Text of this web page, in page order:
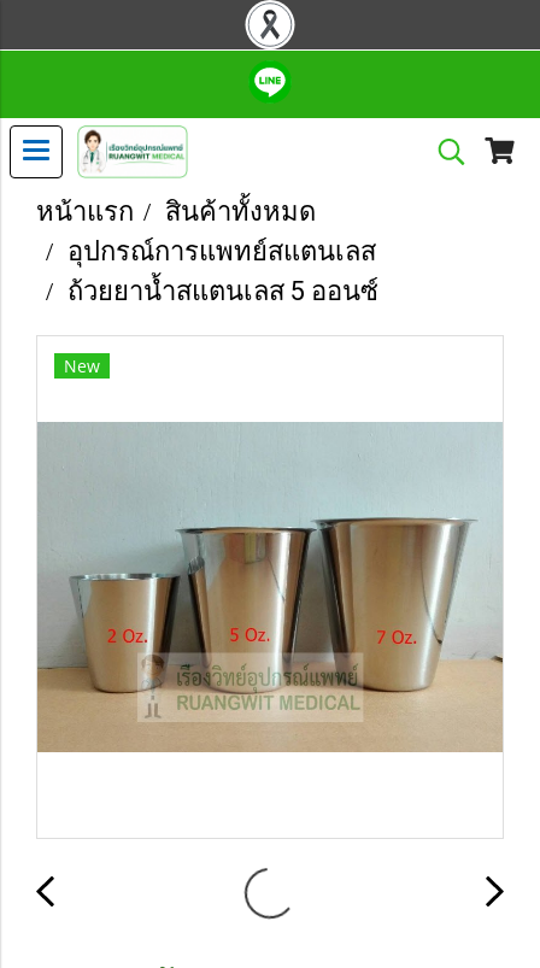
หน้าแรก
สินค้าทั้งหมด
อุปกรณ์การแพทย์สแตนเลส
ถ้วยยาน้ำสแตนเลส 5 ออนซ์
New